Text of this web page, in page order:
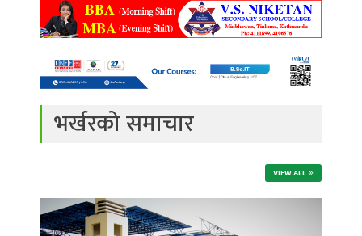
भर्खरको समाचार
VIEW ALL